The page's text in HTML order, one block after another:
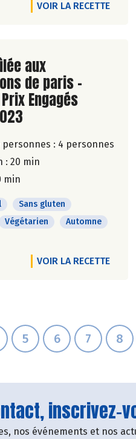
VOIR LA RECETTE
de la recette
aux
de paris -
Engagés
: 4 personnes
: 20 min
min
Sans gluten
Végétarien Automne
VOIR LA RECETTE
5 6 7 8
inscrivez-
nos événements et nos